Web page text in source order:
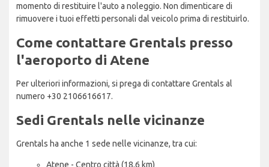
momento di restituire l'auto a noleggio. Non dimenticare di
rimuovere i tuoi effetti personali dal veicolo prima di restituirlo.
Come contattare Grentals presso
l'aeroporto di Atene
Per ulteriori informazioni, si prega di contattare Grentals al
numero +30 2106616617.
Sedi Grentals nelle vicinanze
Grentals ha anche 1 sede nelle vicinanze, tra cui:
Atene - Centro città (18,6 km)